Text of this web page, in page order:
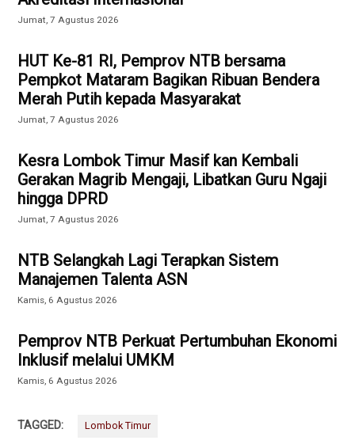
Jumat, 7 Agustus 2026
HUT Ke-81 RI, Pemprov NTB bersama
Pempkot Mataram Bagikan Ribuan Bendera
Merah Putih kepada Masyarakat
Jumat, 7 Agustus 2026
Kesra Lombok Timur Masif kan Kembali
Gerakan Magrib Mengaji, Libatkan Guru Ngaji
hingga DPRD
Jumat, 7 Agustus 2026
NTB Selangkah Lagi Terapkan Sistem
Manajemen Talenta ASN
Kamis, 6 Agustus 2026
Pemprov NTB Perkuat Pertumbuhan Ekonomi
Inklusif melalui UMKM
Kamis, 6 Agustus 2026
TAGGED: Lombok Timur